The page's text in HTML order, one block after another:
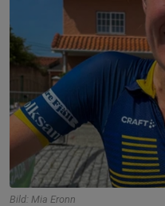
Bild: Mia Eronn